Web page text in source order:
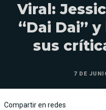
Viral:
“Dai Dai”
sus
7 DE
Compartir en redes